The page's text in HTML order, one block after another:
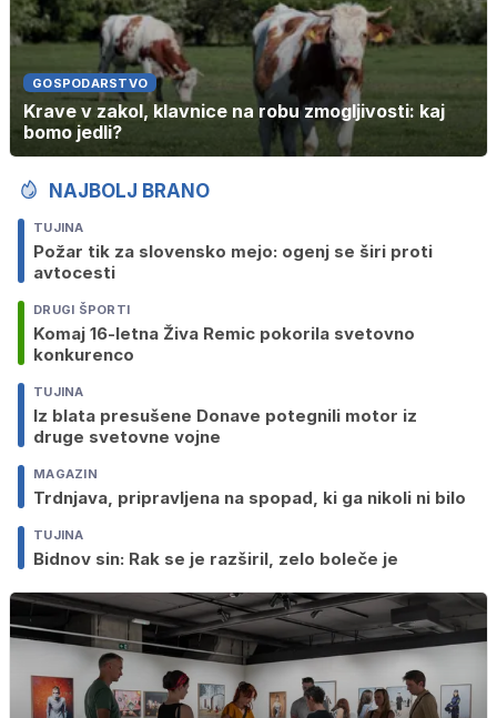
GOSPODARSTVO
Krave v zakol, klavnice na robu zmogljivosti: kaj
bomo jedli?
NAJBOLJ BRANO
TUJINA
Požar tik za slovensko mejo: ogenj se širi proti
avtocesti
DRUGI ŠPORTI
Komaj 16-letna Živa Remic pokorila svetovno
konkurenco
TUJINA
Iz blata presušene Donave potegnili motor iz
druge svetovne vojne
MAGAZIN
Trdnjava, pripravljena na spopad, ki ga nikoli ni bilo
TUJINA
Bidnov sin: Rak se je razširil, zelo boleče je